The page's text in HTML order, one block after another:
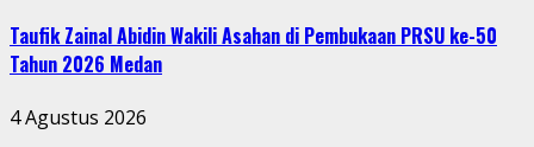
Taufik Zainal Abidin Wakili Asahan di Pembukaan PRSU ke-50
Tahun 2026 Medan
4 Agustus 2026